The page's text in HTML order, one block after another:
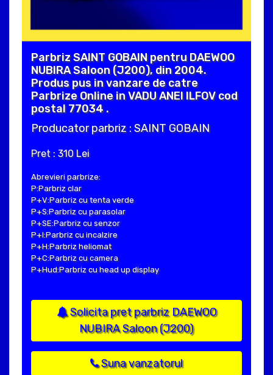
Parbriz SAINT GOBAIN pentru DAEWOO
NUBIRA Saloon (J200), din 2004.
Produs pus in vanzare de catre
Parbrize Online in VADU ANEI ILFOV cod
postal 77034 .
Producator parbriz : SAINT GOBAIN
Pret : 310 Lei
Abrevieri parbrize:
P:Parbriz clar
P+V:Parbriz cu tenta verde
P+S:Parbriz cu parasolar
P+SE:Parbriz cu senzor
P+I:Parbriz cu incalzire
P+H:Parbriz heliomat
P+C:Parbriz cu camera
P+Hud:Parbriz cu head up display
Solicita pret parbriz DAEWOO
NUBIRA Saloon (J200)
Suna vanzatorul